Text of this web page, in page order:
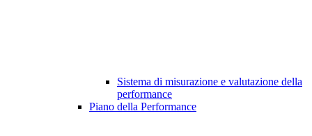
Sistema di misurazione e valutazione della
performance
Piano della Performance